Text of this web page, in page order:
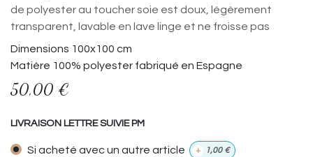
de polyester au toucher soie est doux, légèrement
transparent, lavable en lave linge et ne froisse pas
Dimensions 100x100 cm
Matière 100% polyester fabriqué en Espagne
50,00 €
LIVRAISON LETTRE SUIVIE PM
Si acheté avec un autre article + 1,00€